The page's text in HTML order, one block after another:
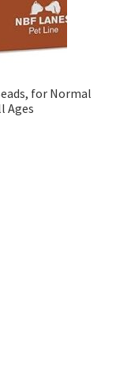
for Normal
Ages